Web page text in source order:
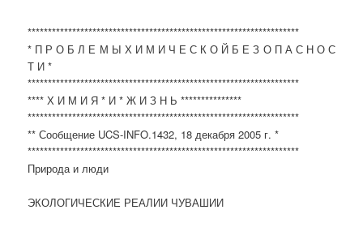
*******************************************************************
* П Р О Б Л Е М Ы Х И М И Ч Е С К О Й Б Е З О П А С Н О С
Т И *
*******************************************************************
**** Х И М И Я * И * Ж И З Н Ь ***************
*******************************************************************
** Сообщение UCS-INFO.1432, 18 декабря 2005 г. *
*******************************************************************
Природа и люди
ЭКОЛОГИЧЕСКИЕ РЕАЛИИ ЧУВАШИИ